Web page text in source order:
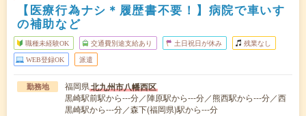
【医療行為ナシ＊履歴書不要！】病院で車いす
の補助など
職種未経験OK 交通費別途支給あり 土日祝日が休み 残業なし
WEB登録OK 派遣
勤務地 福岡県北九州市八幡西区
黒崎駅前駅から---分／陣原駅から---分／熊西駅から---分／西
黒崎駅から---分／森下(福岡県)駅から---分